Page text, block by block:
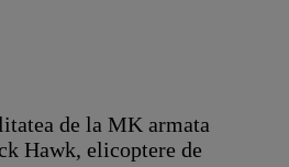
de la MK armata
Hawk, elicoptere de